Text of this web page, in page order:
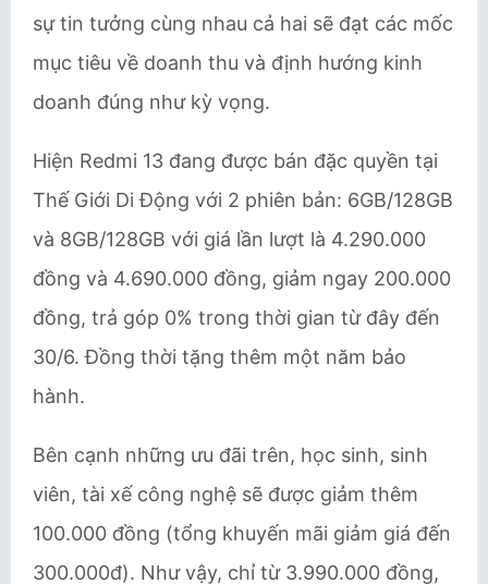
sự tin tưởng cùng nhau cả hai sẽ đạt các mốc
mục tiêu về doanh thu và định hướng kinh
doanh đúng như kỳ vọng.
Hiện Redmi 13 đang được bán đặc quyền tại
Thế Giới Di Động với 2 phiên bản: 6GB/128GB
và 8GB/128GB với giá lần lượt là 4.290.000
đồng và 4.690.000 đồng, giảm ngay 200.000
đồng, trả góp 0% trong thời gian từ đây đến
30/6. Đồng thời tặng thêm một năm bảo
hành.
Bên cạnh những ưu đãi trên, học sinh, sinh
viên, tài xế công nghệ sẽ được giảm thêm
100.000 đồng (tổng khuyến mãi giảm giá đến
300.000đ). Như vậy, chỉ từ 3.990.000 đồng,